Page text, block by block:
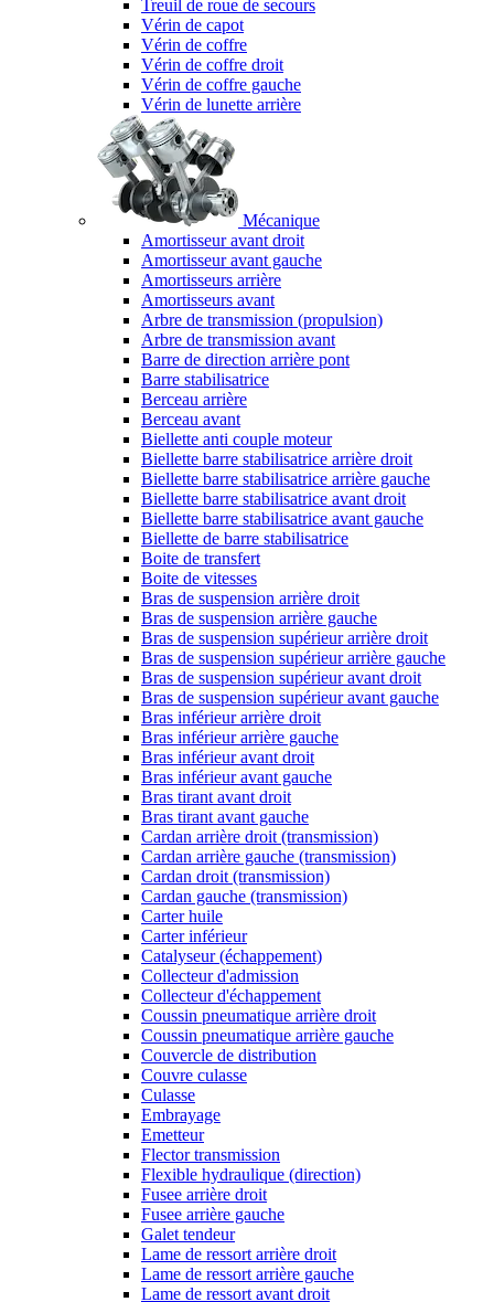
Treuil de roue de secours
Vérin de capot
Vérin de coffre
Vérin de coffre droit
Vérin de coffre gauche
Vérin de lunette arrière
Mécanique
Amortisseur avant droit
Amortisseur avant gauche
Amortisseurs arrière
Amortisseurs avant
Arbre de transmission (propulsion)
Arbre de transmission avant
Barre de direction arrière pont
Barre stabilisatrice
Berceau arrière
Berceau avant
Biellette anti couple moteur
Biellette barre stabilisatrice arrière droit
Biellette barre stabilisatrice arrière gauche
Biellette barre stabilisatrice avant droit
Biellette barre stabilisatrice avant gauche
Biellette de barre stabilisatrice
Boite de transfert
Boite de vitesses
Bras de suspension arrière droit
Bras de suspension arrière gauche
Bras de suspension supérieur arrière droit
Bras de suspension supérieur arrière gauche
Bras de suspension supérieur avant droit
Bras de suspension supérieur avant gauche
Bras inférieur arrière droit
Bras inférieur arrière gauche
Bras inférieur avant droit
Bras inférieur avant gauche
Bras tirant avant droit
Bras tirant avant gauche
Cardan arrière droit (transmission)
Cardan arrière gauche (transmission)
Cardan droit (transmission)
Cardan gauche (transmission)
Carter huile
Carter inférieur
Catalyseur (échappement)
Collecteur d'admission
Collecteur d'échappement
Coussin pneumatique arrière droit
Coussin pneumatique arrière gauche
Couvercle de distribution
Couvre culasse
Culasse
Embrayage
Emetteur
Flector transmission
Flexible hydraulique (direction)
Fusee arrière droit
Fusee arrière gauche
Galet tendeur
Lame de ressort arrière droit
Lame de ressort arrière gauche
Lame de ressort avant droit